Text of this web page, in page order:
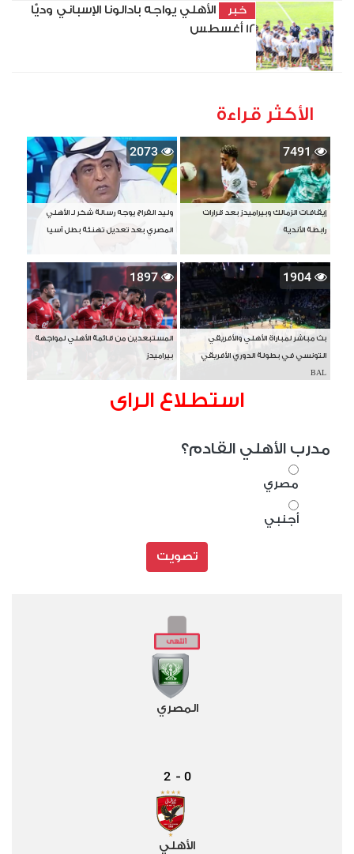
خبر
الأهلي يواجه بادالونا الإسباني وديًّا
12 أغسطس
الأكثر قراءة
7491
إيقافات الزمالك وبيراميدز بعد قرارات
رابطة الأندية
2073
وليد الفراج يوجه رسالة شكر لـ الأهلي
المصري بعد تعديل تهنئة بطل آسيا
1904
بث مباشر لمباراة الأهلي والأفريقي
التونسي في بطولة الدوري الأفريقي
BAL
1897
المستبعدين من قائمة الأهلي لمواجهة
بيراميدز
استطلاع الراى
مدرب الأهلي القادم؟
مصري
أجنبي
تصويت
المصري
0
-
2
الأهلي